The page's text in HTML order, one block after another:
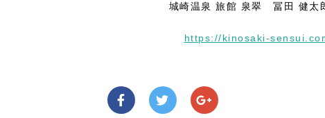
城崎温泉 旅館 泉翠 冨田 健太
https://kinosaki-